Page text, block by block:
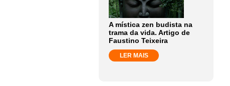
A mística zen budista na
trama da vida. Artigo de
Faustino Teixeira
LER MAIS